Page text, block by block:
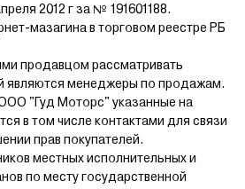
2012 г за № 191601188.
мазагина в торговом реестре РБ
продавцом рассматривать
являются менеджеры по продажам.
"Гуд Моторс" указанные на
в том числе контактами для связи
прав покупателей.
местных исполнительных и
по месту государственной